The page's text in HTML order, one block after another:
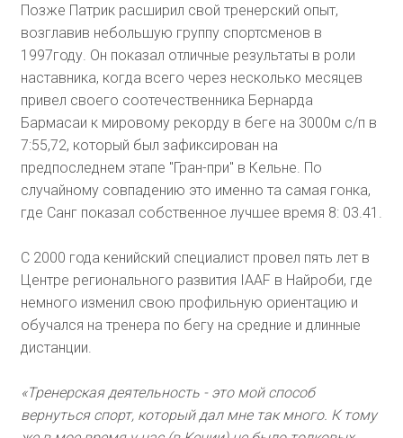
Позже Патрик расширил свой тренерский опыт,
возглавив небольшую группу спортсменов в
1997году. Он показал отличные результаты в роли
наставника, когда всего через несколько месяцев
привел своего соотечественника Бернарда
Бармасаи к мировому рекорду в беге на 3000м с/п в
7:55,72, который был зафиксирован на
предпоследнем этапе "Гран-при" в Кельне. По
случайному совпадению это именно та самая гонка,
где Санг показал собственное лучшее время 8: 03.41.
С 2000 года кенийский специалист провел пять лет в
Центре регионального развития IAAF в Найроби, где
немного изменил свою профильную ориентацию и
обучался на тренера по бегу на средние и длинные
дистанции.
«Тренерская деятельность - это мой способ
вернуться спорт, который дал мне так много. К тому